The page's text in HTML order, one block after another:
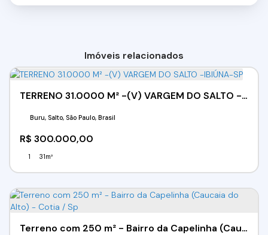
Imóveis relacionados
TERRENO 31.0000 M² -(V) VARGEM DO SALTO -IBIÚNA-SP
R$ 300.000,00
Buru, Salto, São Paulo, Brasil
1 31m²
Terreno com 250 m² - Bairro da Capelinha (Caucaia do Alto) - Cotia / Sp